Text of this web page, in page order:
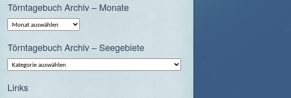
Törntagebuch Archiv – Monate
Törntagebuch
Archiv
–
Törntagebuch Archiv – Seegebiete
Törntagebuch
Archiv
–
Links